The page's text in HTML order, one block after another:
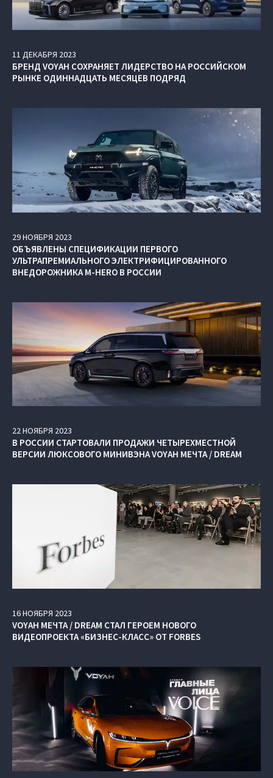
11 ДЕКАБРЯ 2023
БРЕНД VOYAH СОХРАНЯЕТ ЛИДЕРСТВО НА РОССИЙСКОМ
РЫНКЕ ОДИННАДЦАТЬ МЕСЯЦЕВ ПОДРЯД
29НОЯБРЯ 2023
ОБЪЯВЛЕНЫ СПЕЦИФИКАЦИИ ПЕРВОГО
УЛЬТРАПРЕМИАЛЬНОГО ЭЛЕКТРИФИЦИРОВАННОГО
ВНЕДОРОЖНИКА M‑HERO В РОССИИ
22НОЯБРЯ 2023
В РОССИИ СТАРТОВАЛИ ПРОДАЖИ ЧЕТЫРЕХМЕСТНОЙ
ВЕРСИИ ЛЮКСОВОГО МИНИВЭНА VOYAH МЕЧТА / DREAM
16НОЯБРЯ 2023
VOYAH МЕЧТА / DREAM СТАЛ ГЕРОЕМ НОВОГО
ВИДЕОПРОЕКТА «БИЗНЕС-КЛАСС» ОТ FORBES